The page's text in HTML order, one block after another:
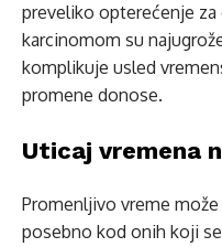
preveliko opterećenje za
karcinomom su
komplikuje usled
promene donose.
Uticaj vremena
Promenljivo vreme
posebno kod onih koji